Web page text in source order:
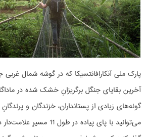
پارک ملی آنکارافانتسیکا که در گوشه شمال
آخرین بقایای جنگل برگریزانِ خشک شده در
گونه‌های زیادی از پستانداران، خزندگان و
می‌توانید با پای پیاده در